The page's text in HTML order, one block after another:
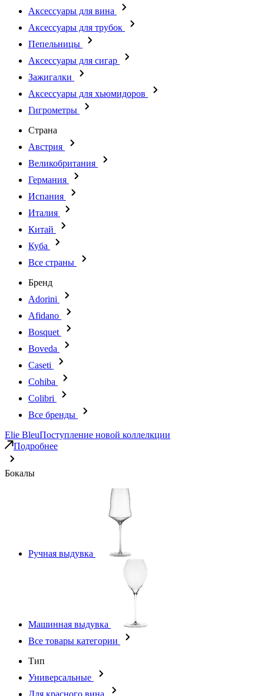
Аксессуары для вина
Аксессуары для трубок
Пепельницы
Аксессуары для сигар
Зажигалки
Аксессуары для хьюмидоров
Гигрометры
Страна
Австрия
Великобритания
Германия
Испания
Италия
Китай
Куба
Все страны
Бренд
Adorini
Afidano
Bosquet
Boveda
Caseti
Cohiba
Colibri
Все бренды
Elie BleuПоступление новой коллелкции
Подробнее
Бокалы
Ручная выдувка
Машинная выдувка
Все товары категории
Тип
Универсальные
Для красного вина